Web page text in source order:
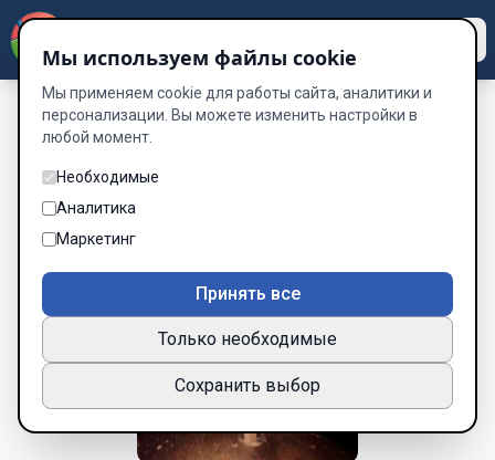
Мы используем файлы cookie
Мы применяем cookie для работы сайта, аналитики и
персонализации. Вы можете изменить настройки в
любой момент.
Необходимые
Аналитика
Маркетинг
Принять все
Только необходимые
Сохранить выбор